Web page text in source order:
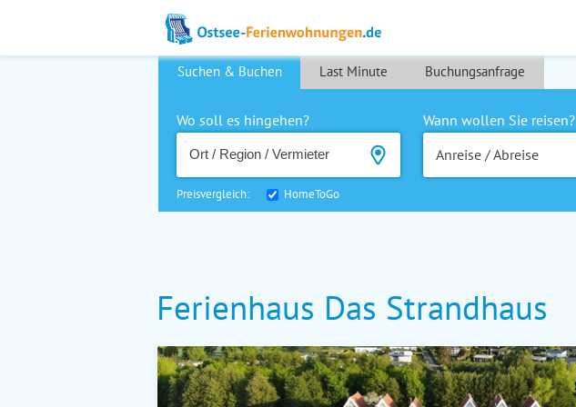
Suchen & Buchen Last Minute Buchungsanfrage
Wo soll es hingehen?
Wann wollen Sie reisen?
Anreise / Abreise
Preisvergleich: HomeToGo
Ferienhaus Das Strandhaus